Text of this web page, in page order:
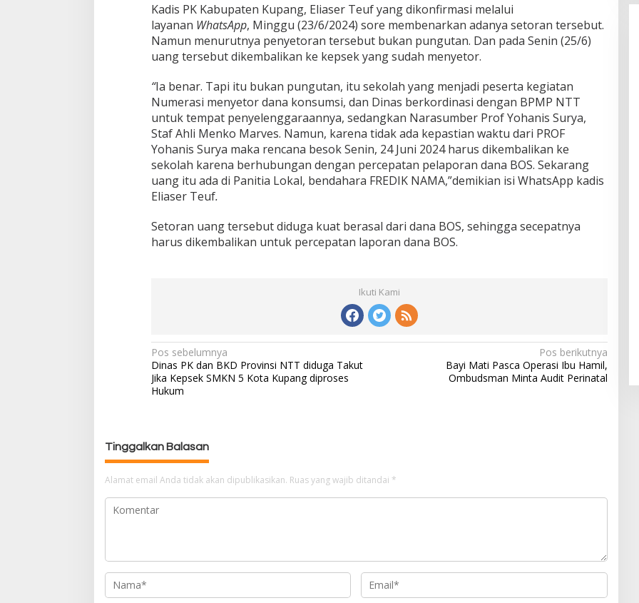
Kadis PK Kabupaten Kupang, Eliaser Teuf yang dikonfirmasi melalui
layanan WhatsApp, Minggu (23/6/2024) sore membenarkan adanya setoran tersebut.
Namun menurutnya penyetoran tersebut bukan pungutan. Dan pada Senin (25/6)
uang tersebut dikembalikan ke kepsek yang sudah menyetor.
“Ia benar. Tapi itu bukan pungutan, itu sekolah yang menjadi peserta kegiatan
Numerasi menyetor dana konsumsi, dan Dinas berkordinasi dengan BPMP NTT
untuk tempat penyelenggaraannya, sedangkan Narasumber Prof Yohanis Surya,
Staf Ahli Menko Marves. Namun, karena tidak ada kepastian waktu dari PROF
Yohanis Surya maka rencana besok Senin, 24 Juni 2024 harus dikembalikan ke
sekolah karena berhubungan dengan percepatan pelaporan dana BOS. Sekarang
uang itu ada di Panitia Lokal, bendahara FREDIK NAMA,”demikian isi WhatsApp kadis
Eliaser Teuf.
Setoran uang tersebut diduga kuat berasal dari dana BOS, sehingga secepatnya
harus dikembalikan untuk percepatan laporan dana BOS.
Ikuti Kami
N
a
v
s
i
p
o
s
Pos sebelumnya
Dinas PK dan BKD Provinsi NTT diduga Takut
Jika Kepsek SMKN 5 Kota Kupang diproses
Hukum
Pos berikutnya
Bayi Mati Pasca Operasi Ibu Hamil,
Ombudsman Minta Audit Perinatal
Tinggalkan Balasan
Alamat email Anda tidak akan dipublikasikan. Ruas yang wajib ditandai *